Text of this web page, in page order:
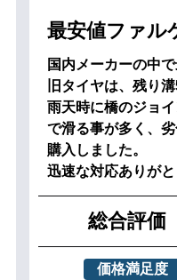
最安値ファル
国内メーカーの中
旧タイヤは、残り
雨天時に橋のジョ
で滑る事が多く、
購入しました。
迅速な対応ありがと
総合評価
価格満足度